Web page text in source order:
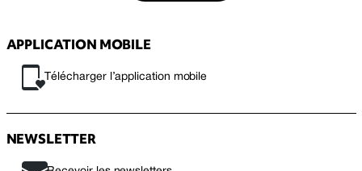
APPLICATION MOBILE
Télécharger l’application mobile
NEWSLETTER